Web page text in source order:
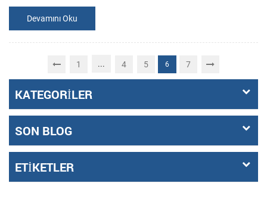
Devamını Oku
1 ... 4 5 6 7
KATEGORILER
SON BLOG
ETIKETLER